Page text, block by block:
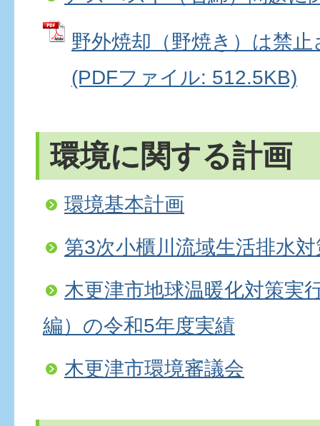
野外焼却（野焼き）は禁
(PDFファイル: 512.5KB)
環境に関する計画
環境基本計画
第3次小櫃川流域生活排水
木更津市地球温暖化対策実
編）の令和5年度実績
木更津市環境審議会